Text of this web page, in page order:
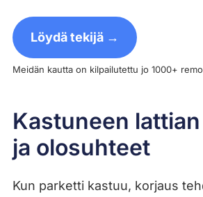
Löydä tekijä →
Meidän kautta on kilpailutettu jo 1000+
Kastuneen
ja olosuhteet
Kun parketti kastuu, korjaus